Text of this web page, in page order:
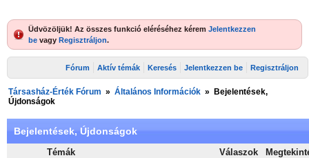
Üdvözöljük! Az összes funkció eléréséhez kérem Jelentkezzen
be vagy Regisztráljon.
Fórum Aktív témák Keresés Jelentkezzen be Regisztráljon
Társasház-Érték Fórum » Általános Információk »
Bejelentések,
Újdonságok
Bejelentések, Újdonságok
Témák Válaszok